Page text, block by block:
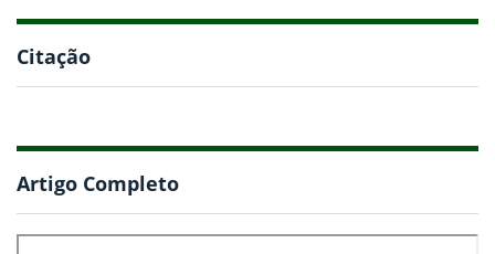
Citação
Artigo Completo